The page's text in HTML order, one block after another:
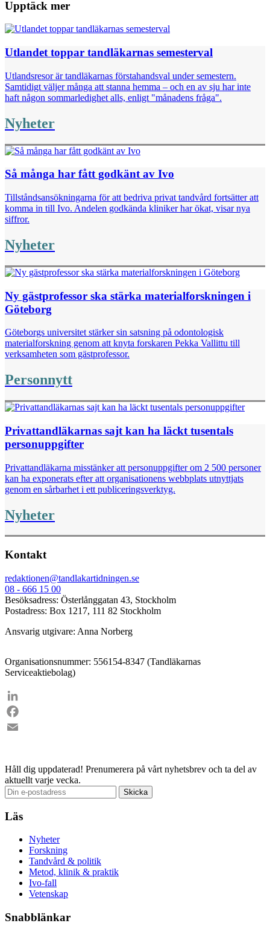
Upptäck mer
Utlandet toppar tandläkarnas semesterval
Utlandsresor är tandläkarnas förstahandsval under semestern.
Samtidigt väljer många att stanna hemma – och en av sju har inte
haft någon sommarledighet alls, enligt "månadens fråga".
Nyheter
Så många har fått godkänt av Ivo
Tillståndsansökningarna för att bedriva privat tandvård fortsätter att
komma in till Ivo. Andelen godkända kliniker har ökat, visar nya
siffror.
Nyheter
Ny gästprofessor ska stärka materialforskningen i
Göteborg
Göteborgs universitet stärker sin satsning på odontologisk
materialforskning genom att knyta forskaren Pekka Vallittu till
verksamheten som gästprofessor.
Personnytt
Privattandläkarnas sajt kan ha läckt tusentals
personuppgifter
Privattandläkarna misstänker att personuppgifter om 2 500 personer
kan ha exponerats efter att organisationens webbplats utnyttjats
genom en sårbarhet i ett publiceringsverktyg.
Nyheter
Kontakt
redaktionen@tandlakartidningen.se
08 - 666 15 00
Besöksadress: Österlånggatan 43, Stockholm
Postadress: Box 1217, 111 82 Stockholm
Ansvarig utgivare: Anna Norberg
Organisationsnummer: 556154-8347 (Tandläkarnas
Serviceaktiebolag)
LinkedIn
Facebook
Håll dig uppdaterad! Prenumerera på vårt nyhetsbrev och ta del av
aktuellt varje vecka.
Läs
Nyheter
Forskning
Tandvård & politik
Metod, klinik & praktik
Ivo-fall
Vetenskap
Snabblänkar